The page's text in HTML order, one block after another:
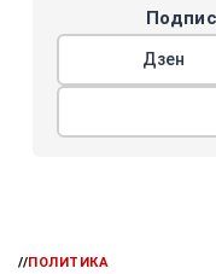
Дзен
//ПОЛИТИКА